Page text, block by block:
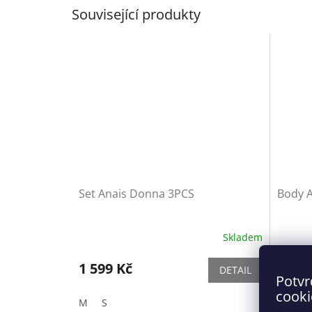
Související produkty
Set Anais Donna 3PCS
Skladem
1 599 Kč DETAIL
M S
Body
XL L